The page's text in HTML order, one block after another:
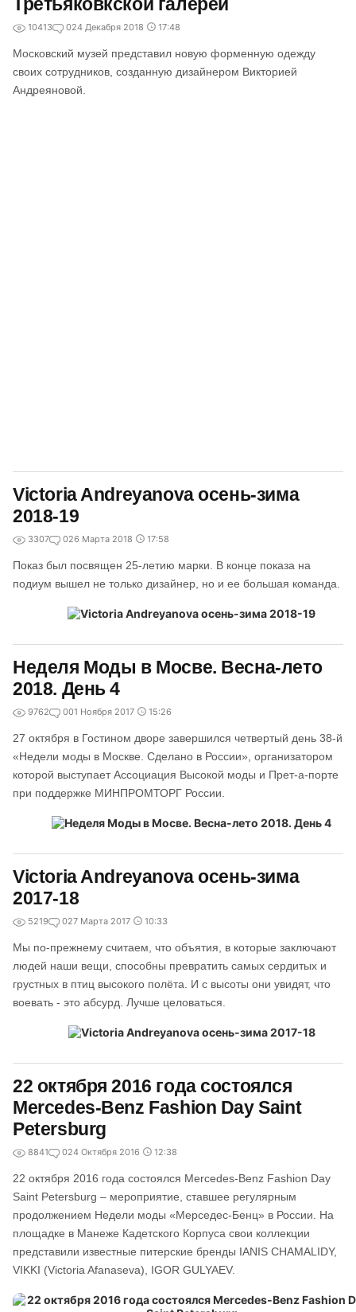
10413 024 Декабря 2018 17:48
Московский музей представил новую форменную одежду
своих сотрудников, созданную дизайнером Викторией
Андреяновой.
Victoria Andreyanova осень-зима
2018-19
3307 026 Марта 2018 17:58
Показ был посвящен 25-летию марки. В конце показа на
подиум вышел не только дизайнер, но и ее большая команда.
Неделя Моды в Мосве. Весна-лето
2018. День 4
9762 001 Ноября 2017 15:26
27 октября в Гостином дворе завершился четвертый день 38-й
«Недели моды в Москве. Сделано в России», организатором
которой выступает Ассоциация Высокой моды и Прет-а-порте
при поддержке МИНПРОМТОРГ России.
Victoria Andreyanova осень-зима
2017-18
5219 027 Марта 2017 10:33
Мы по-прежнему считаем, что объятия, в которые заключают
людей наши вещи, способны превратить самых сердитых и
грустных в птиц высокого полёта. И с высоты они увидят, что
воевать - это абсурд. Лучше целоваться.
22 октября 2016 года состоялся
Mercedes-Benz Fashion Day Saint
Petersburg
8841 024 Октября 2016 12:38
22 октября 2016 года состоялся Mercedes-Benz Fashion Day
Saint Petersburg – мероприятие, ставшее регулярным
продолжением Недели моды «Мерседес-Бенц» в России. На
площадке в Манеже Кадетского Корпуса свои коллекции
представили известные питерские бренды IANIS CHAMALIDY,
VIKKI (Victoria Afanaseva), IGOR GULYAEV.